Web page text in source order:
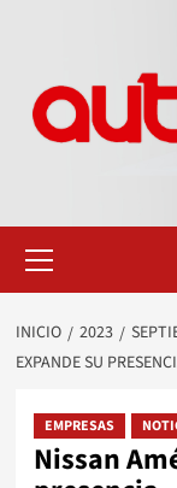
primario
INICIO 2023
EXPANDE SU
EMPRESAS
Nissan